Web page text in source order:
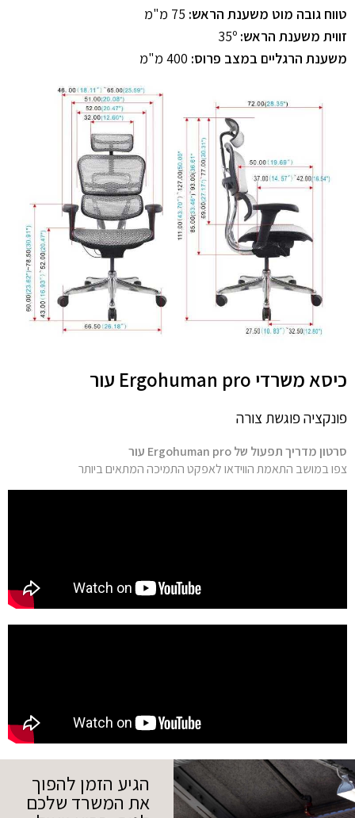
טווח גובה מוט משענת הראש:
זווית משענת הראש: 35º
משענת הרגליים במצב פרוס: 400 מ"מ
כיסא משרדי Ergohuman pro עור
פונקציה פוגשת צורה
סרטון מדריך תפעול של Ergohuman pro עור
צפו במושב התאמת הווידאו לאפקט התמיכה המתאים ביותר
הגיע הזמן להפוך
את המשרד שלכם